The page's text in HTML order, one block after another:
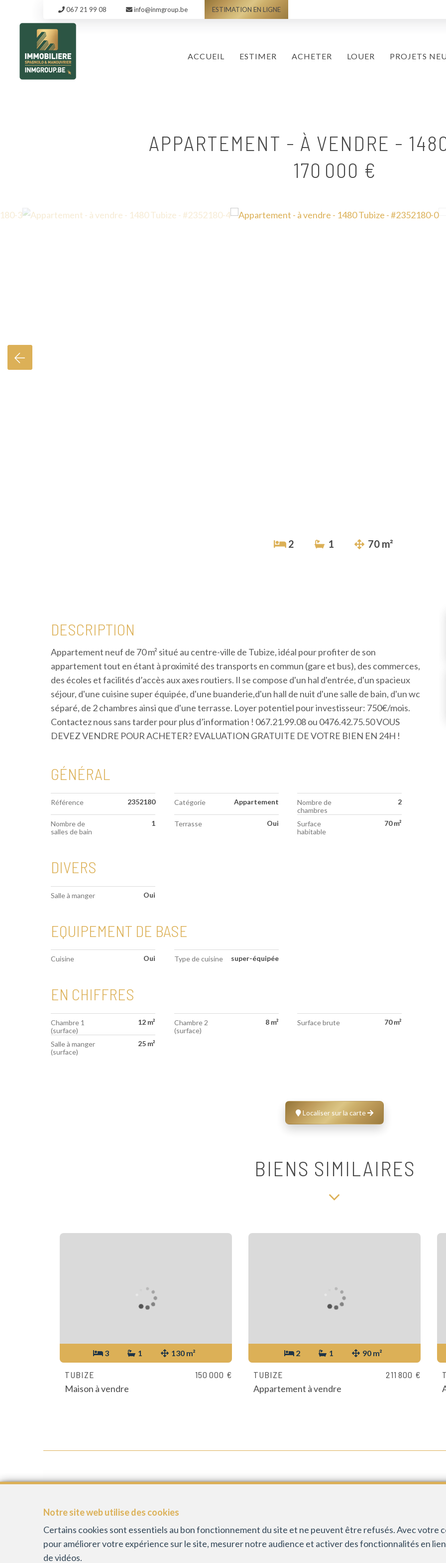
067 21 99 08 info@inmgroup.be ESTIMATION EN LIGNE
ACCUEIL ESTIMER ACHETER LOUER PROJETS
APPARTEMENT - À VENDRE -
170 000 €
2 1 70 m²
DESCRIPTION
Appartement neuf de 70 m² situé au centre-ville de Tubize, idéal pour profiter de son
appartement tout en étant à proximité des transports en commun (gare et bus), des commerces,
des écoles et facilités d’accès aux axes routiers. Il se compose d'un hal d'entrée, d'un spacieux
séjour, d'une cuisine super équipée, d'une buanderie,d'un hall de nuit d'une salle de bain, d'un wc
séparé, de 2 chambres ainsi que d'une terrasse. Loyer potentiel pour investisseur: 750€/mois.
Contactez nous sans tarder pour plus d’information ! 067.21.99.08 ou 0476.42.75.50 VOUS
DEVEZ VENDRE POUR ACHETER? EVALUATION GRATUITE DE VOTRE BIEN EN 24H !
GÉNÉRAL
Référence 2352180 Catégorie Appartement
Nombre de
chambres
2
Nombre de
salles de bain
1 Terrasse Oui
Surface
habitable
70 m²
DIVERS
Salle à manger Oui
EQUIPEMENT DE BASE
Cuisine Oui Type de cuisine super-équipée
EN CHIFFRES
Chambre 1
(surface)
12 m²
Chambre 2
(surface)
8 m² Surface brute 70 m²
Salle à manger
(surface)
25 m²
Localiser sur la carte
BIENS SIMILAIRES
3 1 130 m²
TUBIZE
Maison à vendre
150 000 €
2 1 90 m²
TUBIZE
Appartement à vendre
211 800 €
Notre site web utilise des cookies
Certains cookies sont essentiels au bon fonctionnement du site et ne peuvent être refusés. Avec votre
pour améliorer votre expérience sur le site, mesurer notre audience et activer des fonctionnalités en
de vidéos.
MANOUVRIER
Chaussée de Mons 9
1430 Rebecq
BE-0713.546.351
info@inmgroup.be
Instance de
du Luxembourg